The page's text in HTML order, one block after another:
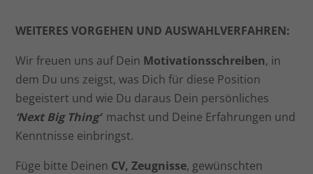
WEITERES VORGEHEN UND AUSWAHLVERFAHREN:
Wir freuen uns auf Dein Motivationsschreiben, in
dem Du uns zeigst, was Dich für diese Position
begeistert und wie Du daraus Dein persönliches
‘Next Big Thing‘ machst und Deine Erfahrungen und
Kenntnisse einbringst.
Füge bitte Deinen CV, Zeugnisse, gewünschten